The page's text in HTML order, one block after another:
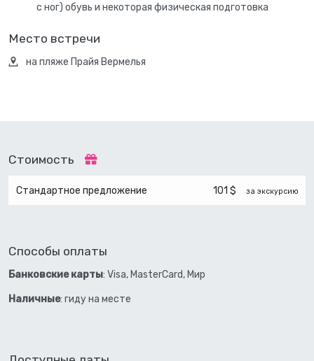
с ног) обувь и некоторая физическая подготовка
Место встречи
на пляже Прайя Вермелья
Стоимость
Стандартное предложение 101 $ за экскурсию
Способы оплаты
Банковские карты: Visa, MasterCard, Мир
Наличные: гиду на месте